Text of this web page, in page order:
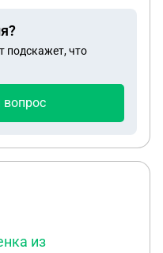
квартиру- я
слышала, что если
есть
были в квартире мы
подскажет, что
вопрос
из